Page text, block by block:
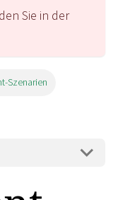
Sie in der
Szenarien